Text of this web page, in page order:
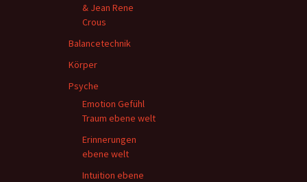
& Jean Rene
Crous
Balancetechnik
Körper
Psyche
Emotion Gefühl
Traum ebene welt
Erinnerungen
ebene welt
Intuition ebene